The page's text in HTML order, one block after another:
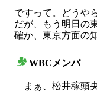
ですって。どうや
だが、もう明日の
確か、東京方面の
WBCメンバ
まぁ、松井稼頭